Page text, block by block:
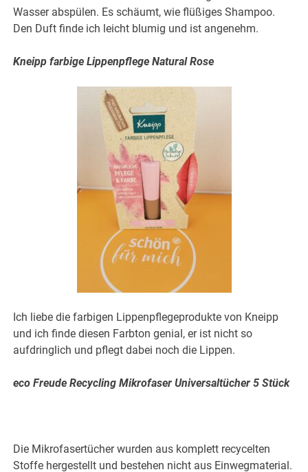
Wasser abspülen. Es schäumt, wie flüßiges Shampoo.
Den Duft finde ich leicht blumig und ist angenehm.
Kneipp farbige Lippenpflege Natural Rose
Ich liebe die farbigen Lippenpflegeprodukte von Kneipp
und ich finde diesen Farbton genial, er ist nicht so
aufdringlich und pflegt dabei noch die Lippen.
eco Freude Recycling Mikrofaser Universaltücher 5 Stück
Die Mikrofasertücher wurden aus komplett recycelten
Stoffe hergestellt und bestehen nicht aus Einwegmaterial.